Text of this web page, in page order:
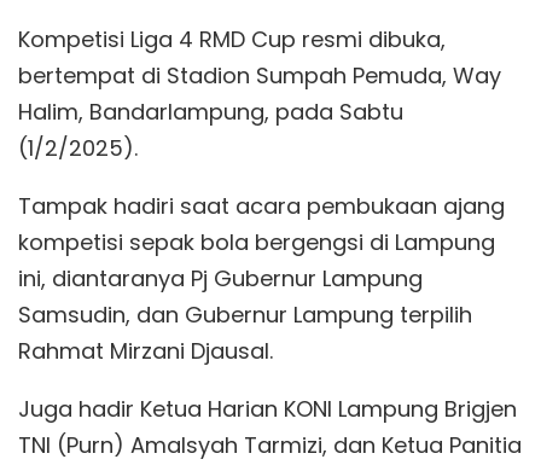
Kompetisi Liga 4 RMD Cup resmi dibuka,
bertempat di Stadion Sumpah Pemuda, Way
Halim, Bandarlampung, pada Sabtu
(1/2/2025).
Tampak hadiri saat acara pembukaan ajang
kompetisi sepak bola bergengsi di Lampung
ini, diantaranya Pj Gubernur Lampung
Samsudin, dan Gubernur Lampung terpilih
Rahmat Mirzani Djausal.
Juga hadir Ketua Harian KONI Lampung Brigjen
TNI (Purn) Amalsyah Tarmizi, dan Ketua Panitia